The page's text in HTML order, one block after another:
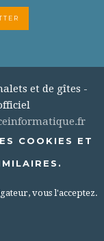
et de gîtes -
COOKIES ET
vous l'acceptez.